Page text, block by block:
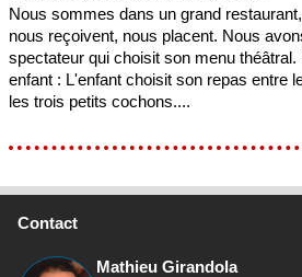
Nous sommes dans un grand
nous reçoivent, nous placent. Nous
spectateur qui choisit son menu
enfant : L'enfant choisit son repas entre
les trois petits cochons....
Contact
Mathieu Girandola